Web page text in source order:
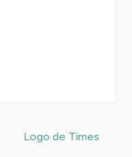
Logo de Times